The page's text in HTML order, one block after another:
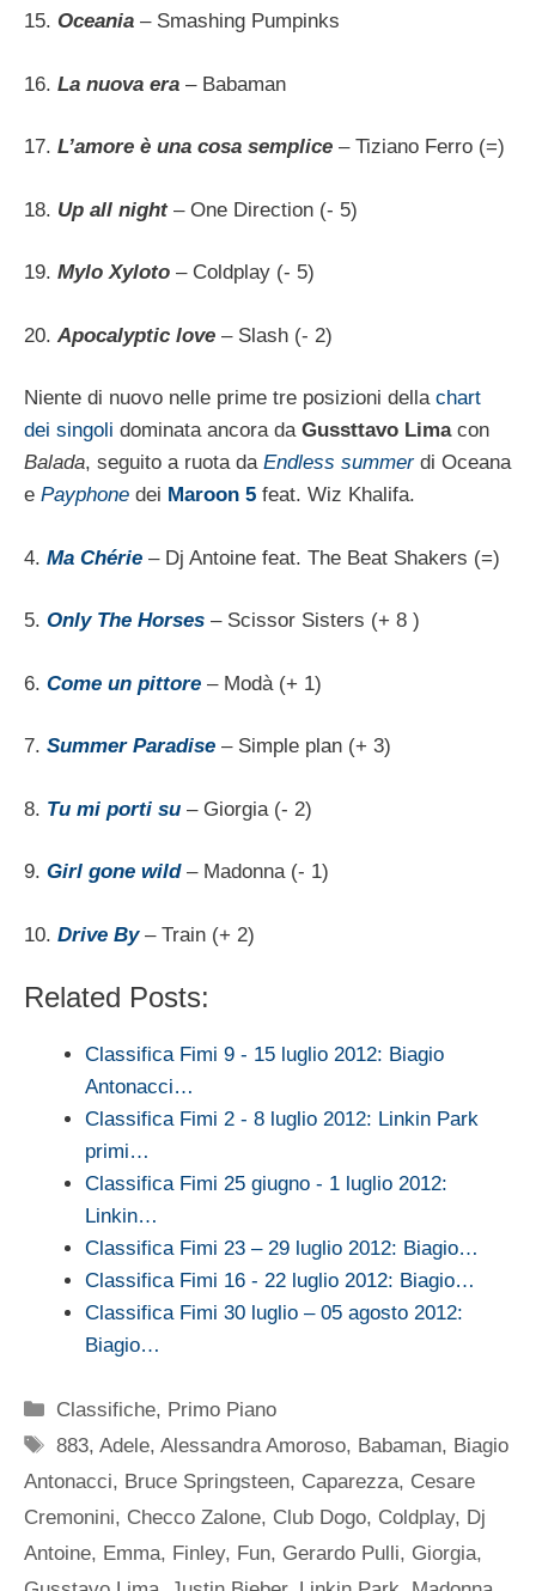
15. Oceania – Smashing Pumpinks
16. La nuova era – Babaman
17. L’amore è una cosa semplice – Tiziano Ferro (=)
18. Up all night– One Direction (- 5)
19. Mylo Xyloto – Coldplay (- 5)
20. Apocalyptic love – Slash (- 2)
Niente di nuovo nelle prime tre posizioni della chart
dei singoli dominata ancora da Gussttavo Limacon
Balada, seguito a ruota da Endless summerdi Oceana
e Payphone dei Maroon 5 feat. Wiz Khalifa.
4. Ma Chérie – Dj Antoine feat. The Beat Shakers (=)
5. Only The Horses – Scissor Sisters (+ 8 )
6. Come un pittore – Modà (+ 1)
7. Summer Paradise – Simple plan (+ 3)
8. Tu mi porti su – Giorgia (- 2)
9. Girl gone wild– Madonna (- 1)
10. Drive By– Train (+ 2)
Related Posts:
Classifica Fimi 9 - 15 luglio 2012: Biagio
Antonacci…
Classifica Fimi 2 - 8 luglio 2012: Linkin Park
primi…
Classifica Fimi 25 giugno - 1 luglio 2012:
Linkin…
Classifica Fimi 23 – 29 luglio 2012: Biagio…
Classifica Fimi 16 - 22 luglio 2012: Biagio…
Classifica Fimi 30 luglio – 05 agosto 2012:
Biagio…
Categorie
Classifiche, Primo Piano
Tag
883,Adele,Alessandra Amoroso, Babaman, Biagio
Antonacci, Bruce Springsteen, Caparezza, Cesare
Cremonini, Checco Zalone, Club Dogo, Coldplay, Dj
Antoine, Emma, Finley, Fun, Gerardo Pulli, Giorgia,